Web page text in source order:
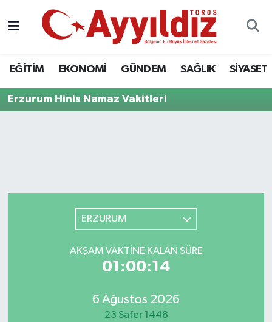
EĞİTİM EKONOMİ GÜNDEM SAĞLIK SİYASET
Erzurum Hinis Namaz Vakitleri
ERZURUM
AKŞAM VAKTINE KALAN SÜRE
01:00:14
6 Ağustos 2026
23 Safer 1448